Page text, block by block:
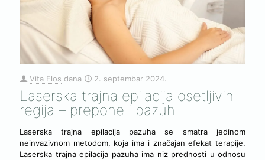
Vita Elos dana 2. septembar 2024.
Laserska trajna epilacija osetljivih
regija – prepone i pazuh
Laserska trajna epilacija pazuha se smatra jedinom
neinvazivnom metodom, koja ima i značajan efekat terapije.
Laserska trajna epilacija pazuha ima niz prednosti u odnosu